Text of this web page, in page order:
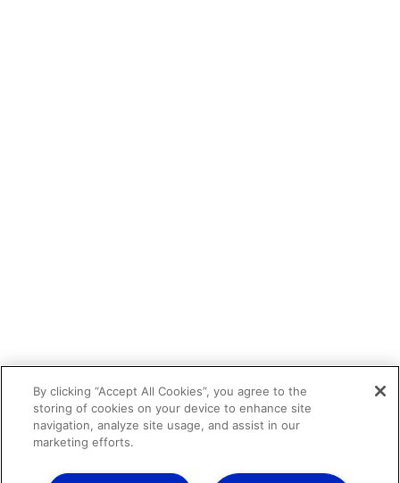
By clicking “Accept All Cookies”, you agree to the
storing of cookies on your device to enhance site
navigation, analyze site usage, and assist in our
marketing efforts.